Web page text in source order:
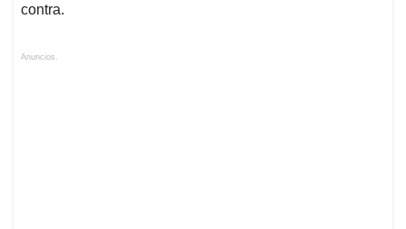
contra.
Anuncios.